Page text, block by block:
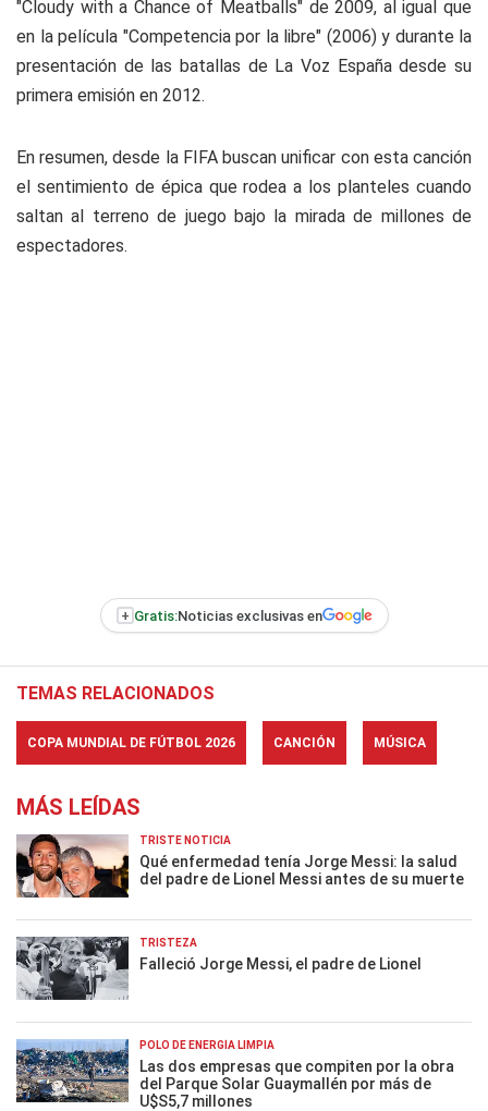
"Cloudy with a Chance of Meatballs" de 2009, al igual que
en la película "Competencia por la libre" (2006) y durante la
presentación de las batallas de La Voz España desde su
primera emisión en 2012.
En resumen, desde la FIFA buscan unificar con esta canción
el sentimiento de épica que rodea a los planteles cuando
saltan al terreno de juego bajo la mirada de millones de
espectadores.
+ Gratis:Noticias exclusivas en
TEMAS RELACIONADOS
COPA MUNDIAL DE FÚTBOL 2026 CANCIÓN MÚSICA
MÁS LEÍDAS
TRISTE NOTICIA
Qué enfermedad tenía Jorge Messi: la salud
del padre de Lionel Messi antes de su muerte
TRISTEZA
Falleció Jorge Messi, el padre de Lionel
POLO DE ENERGÍA LIMPIA
Las dos empresas que compiten por la obra
del Parque Solar Guaymallén por más de
U$S5,7 millones